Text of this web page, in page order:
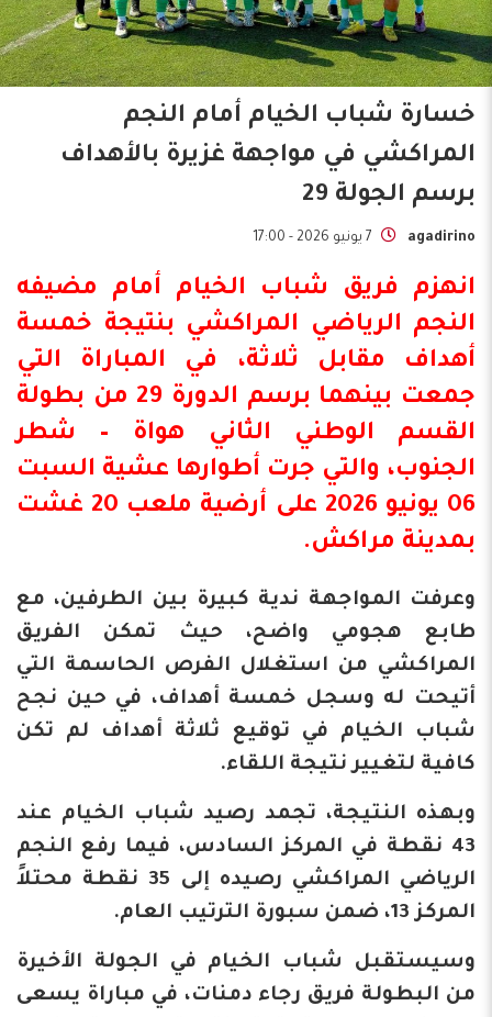
خسارة شباب الخيام أمام النجم
المراكشي في مواجهة غزيرة بالأهداف
برسم الجولة 29
agadirino 7 يونيو 2026 - 17:00
انهزم فريق شباب الخيام أمام مضيفه
النجم الرياضي المراكشي بنتيجة خمسة
أهداف مقابل ثلاثة، في المباراة التي
جمعت بينهما برسم الدورة 29 من بطولة
القسم الوطني الثاني هواة – شطر
الجنوب، والتي جرت أطوارها عشية السبت
06 يونيو 2026 على أرضية ملعب 20 غشت
بمدينة مراكش.
وعرفت المواجهة ندية كبيرة بين الطرفين، مع
طابع هجومي واضح، حيث تمكن الفريق
المراكشي من استغلال الفرص الحاسمة التي
أتيحت له وسجل خمسة أهداف، في حين نجح
شباب الخيام في توقيع ثلاثة أهداف لم تكن
كافية لتغيير نتيجة اللقاء.
وبهذه النتيجة، تجمد رصيد شباب الخيام عند
43 نقطة في المركز السادس، فيما رفع النجم
الرياضي المراكشي رصيده إلى 35 نقطة محتلاً
المركز 13، ضمن سبورة الترتيب العام.
وسيستقبل شباب الخيام في الجولة الأخيرة
من البطولة فريق رجاء دمنات، في مباراة يسعى